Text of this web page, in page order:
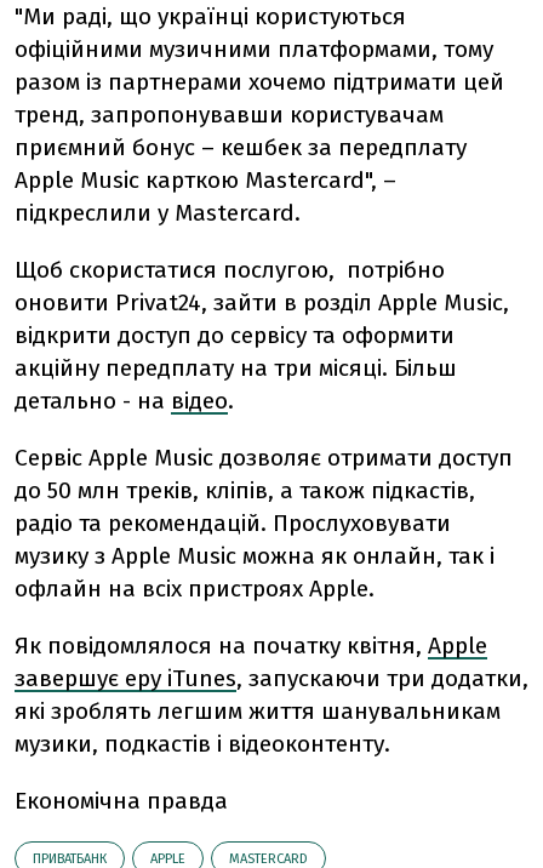
"Ми раді, що українці користуються
офіційними музичними платформами, тому
разом із партнерами хочемо підтримати цей
тренд, запропонувавши користувачам
приємний бонус – кешбек за передплату
Apple Music карткою Mastercard", –
підкреслили у Mastercard.
Щоб скористатися послугою, потрібно
оновити Privat24, зайти в розділ Apple Music,
відкрити доступ до сервісу та оформити
акційну передплату на три місяці. Більш
детально - на відео.
Сервіс Apple Music дозволяє отримати доступ
до 50 млн треків, кліпів, а також підкастів,
радіо та рекомендацій. Прослуховувати
музику з Apple Music можна як онлайн, так і
офлайн на всіх пристроях Apple.
Як повідомлялося на початку квітня, Apple
завершує еру iTunes, запускаючи три додатки,
які зроблять легшим життя шанувальникам
музики, подкастів і відеоконтенту.
Економічна правда
ПРИВАТБАНК АPPLE MASTERCARD